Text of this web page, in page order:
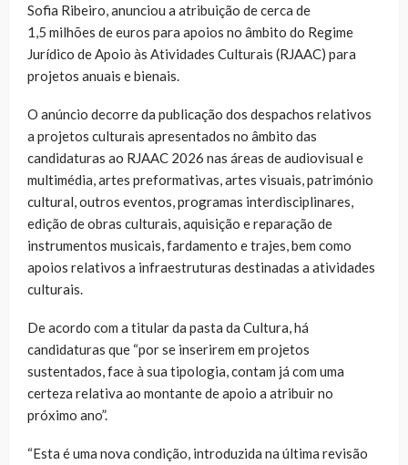
Sofia Ribeiro, anunciou a atribuição de cerca de
1,5 milhões de euros para apoios no âmbito do Regime
Jurídico de Apoio às Atividades Culturais (RJAAC) para
projetos anuais e bienais.
O anúncio decorre da publicação dos despachos relativos
a projetos culturais apresentados no âmbito das
candidaturas ao RJAAC 2026 nas áreas de audiovisual e
multimédia, artes preformativas, artes visuais, património
cultural, outros eventos, programas interdisciplinares,
edição de obras culturais, aquisição e reparação de
instrumentos musicais, fardamento e trajes, bem como
apoios relativos a infraestruturas destinadas a atividades
culturais.
De acordo com a titular da pasta da Cultura, há
candidaturas que “por se inserirem em projetos
sustentados, face à sua tipologia, contam já com uma
certeza relativa ao montante de apoio a atribuir no
próximo ano”.
“Esta é uma nova condição, introduzida na última revisão